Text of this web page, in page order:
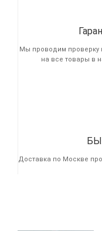
Мы проводим проверку
на все товары в
Доставка по Москве